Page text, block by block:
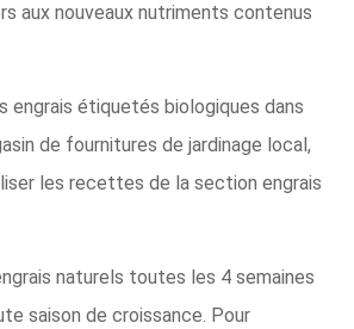
aux nouveaux nutriments contenus
engrais étiquetés biologiques dans
de fournitures de jardinage local,
les recettes de la section engrais
naturels toutes les 4 semaines
saison de croissance. Pour